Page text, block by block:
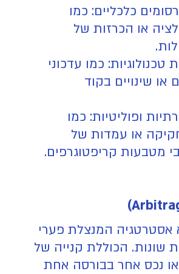
כלכליים: כמו
או הכרזות של
טכנולוגיות: כמו עדכוני
או שינויים בקוד
ופוליטיות: כמו
או עמדות של
מטבעות קריפטוגרפים.
אסטרטגיה המנצלת פערי
שונות. הכוללת קנייה של
או נכס אחר בבורסה אחת